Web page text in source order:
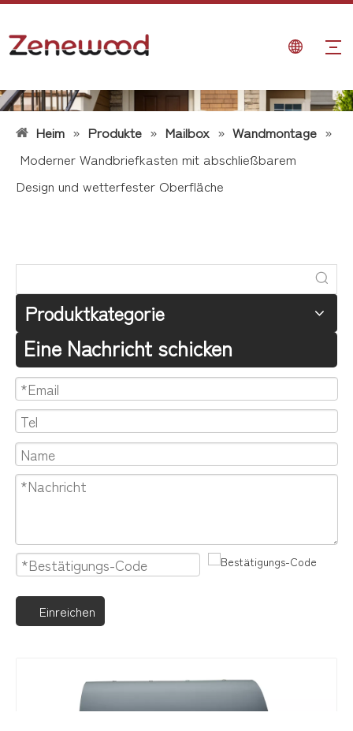
Heim » Produkte » Mailbox » Wandmontage »
Moderner Wandbriefkasten mit abschließbarem
Design und wetterfester Oberfläche
Produktkategorie
Eine Nachricht schicken
Einreichen